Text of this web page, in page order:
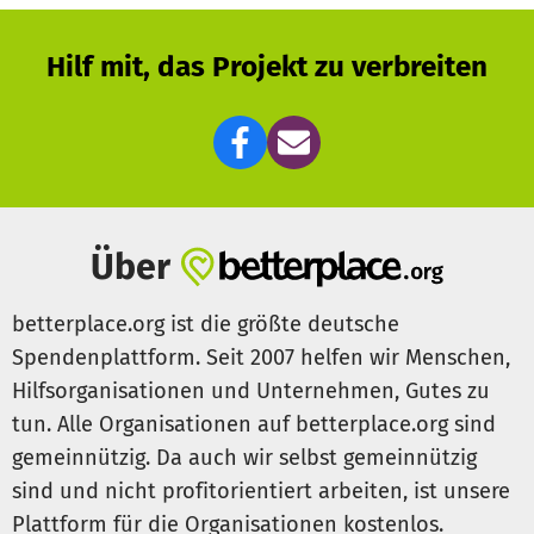
getragen.
Der Verein braucht weitere Unterstützung, damit
ergänzende Anpflanzungen, Werkzeuge,
Übernachtungsplätze und Personalkosten finanziert
sind willkommen.
Unter den Projekten bei betterplace, welche zur Mithilfe
einladen, finden sich weitergehende Informationen und
Bilder hierzu: "In Bolivien mitarbeiten in sozial-
ökologischen Projekten"
Kontakt und mehr Infos: www.cajamarca-bolivien.de
www.jbh-bolivien.de
dehmel.annelie@yahoo.de in Deutschland Tel.:0761-
1203664, in Bolivien: 00591-4-6462810 (bitte anrufen zur
deutschen Zeit zwischen 12 und 14Uhr
Hilf mit, das Projekt zu verbreiten
Über
betterplace.org ist die größte deutsche
Spendenplattform. Seit 2007 helfen wir Menschen,
Hilfsorganisationen und Unternehmen, Gutes zu
tun. Alle Organisationen auf betterplace.org sind
gemeinnützig. Da auch wir selbst gemeinnützig
sind und nicht profitorientiert arbeiten, ist unsere
Plattform für die Organisationen kostenlos.